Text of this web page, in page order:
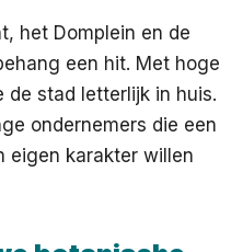
het Domplein en de
een hit. Met hoge
de stad letterlijk in huis.
ondernemers die een
eigen karakter willen